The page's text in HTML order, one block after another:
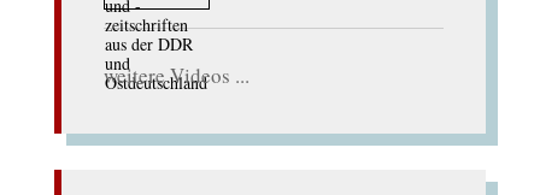
weitere Videos ...